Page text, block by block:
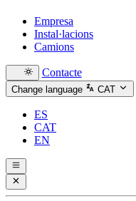
Empresa
Instal·lacions
Camions
Contacte
Change language CAT
ES
CAT
EN